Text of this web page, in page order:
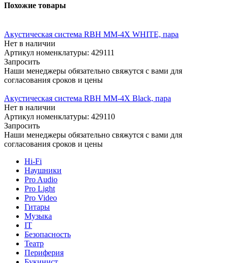
Похожие товары
Акустическая система RBH MM-4X WHITE, пара
Нет в наличии
Артикул номенклатуры: 429111
Запросить
Наши менеджеры обязательно свяжутся с вами для
согласования сроков и цены
Акустическая система RBH MM-4X Black, пара
Нет в наличии
Артикул номенклатуры: 429110
Запросить
Наши менеджеры обязательно свяжутся с вами для
согласования сроков и цены
Hi-Fi
Наушники
Pro Audio
Pro Light
Pro Video
Гитары
Музыка
IT
Безопасность
Театр
Периферия